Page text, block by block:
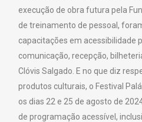
execução de obra futura pela
de treinamento de pessoal,
capacitações em acessibilidade
comunicação, recepção,
Clóvis Salgado. E no que diz
produtos culturais, o Festival
os dias 22 e 25 de agosto de
de programação acessível,